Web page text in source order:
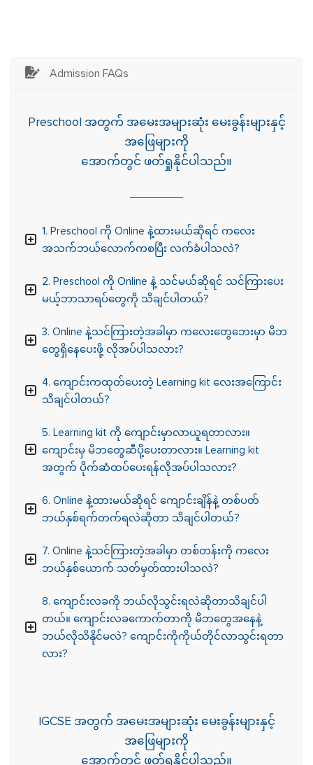
Admission FAQs
Preschool အတွက် အမေးအများဆုံး မေးခွန်းများနှင့်
အဖြေများကို
အောက်တွင် ဖတ်ရှုနိုင်ပါသည်။
1. Preschool ကို Online နဲ့ထားမယ်ဆိုရင် ကလေး
အသက်ဘယ်လောက်ကစပြီး လက်ခံပါသလဲ?
2. Preschool ကို Online နဲ့ သင်မယ်ဆိုရင် သင်ကြားပေး
မယ့်ဘာသာရပ်တွေကို သိချင်ပါတယ်?
3. Online နဲ့သင်ကြားတဲ့အခါမှာ ကလေးတွေဘေးမှာ မိဘ
တွေရှိနေပေးဖို့ လိုအပ်ပါသလား?
4. ကျောင်းကထုတ်ပေးတဲ့ Learning kit လေးအကြောင်း
သိချင်ပါတယ်?
5. Learning kit ကို ကျောင်းမှာလာယူရတာလား။
ကျောင်းမှ မိဘတွေဆီပို့ပေးတာလား။ Learning kit
အတွက် ပိုက်ဆံထပ်ပေးရန်လိုအပ်ပါသလား?
6. Online နဲ့ထားမယ်ဆိုရင် ကျောင်းချိန်နဲ့ တစ်ပတ်
ဘယ်နှစ်ရက်တက်ရလဲဆိုတာ သိချင်ပါတယ်?
7. Online နဲ့သင်ကြားတဲ့အခါမှာ တစ်တန်းကို ကလေး
ဘယ်နှစ်ယောက် သတ်မှတ်ထားပါသလဲ?
8. ကျောင်းလခကို ဘယ်လိုသွင်းရလဲဆိုတာသိချင်ပါ
တယ်။ ကျောင်းလခကောက်တာကို မိဘတွေအနေနဲ့
ဘယ်လိုသိနိုင်မလဲ? ကျောင်းကိုကိုယ်တိုင်လာသွင်းရတာ
လား?
IGCSE အတွက် အမေးအများဆုံး မေးခွန်းများနှင့်
အဖြေများကို
အောက်တွင် ဖတ်ရှုနိုင်ပါသည်။